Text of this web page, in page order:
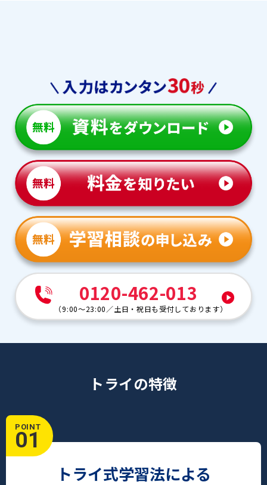
啓明学院中 大阪女学院中
帝塚山学院中 西大和学園中
親和女子中 白陵中
大阪学芸中 大阪桐蔭中
桃山学院中
0120-462-013
（9:00～23:00 ／土日・祝日も受付しております）
トライの特徴
POINT
01
トライ式学習法による